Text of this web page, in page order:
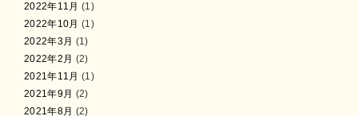
2022年11月 (1)
2022年10月 (1)
2022年3月 (1)
2022年2月 (2)
2021年11月 (1)
2021年9月 (2)
2021年8月 (2)